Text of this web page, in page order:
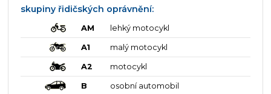
skupiny řidičských oprávnění:
AM lehký motocykl
A1 malý motocykl
A2 motocykl
B osobní automobil